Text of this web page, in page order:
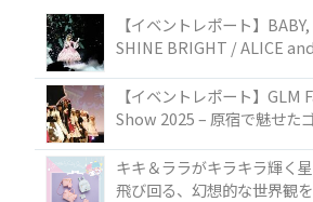
【イベントレポート】
SHINE BRIGHT / ALICE
TOKYO
【イベントレポート】GLM
Show 2025 – 原宿で魅せた
キキ＆ララがキラキラ輝く
飛び回る、幻想的な世界観